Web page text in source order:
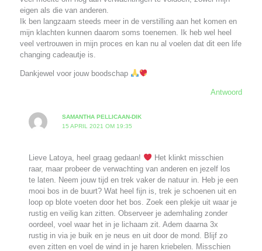
eigen als die van anderen.
Ik ben langzaam steeds meer in de verstilling aan het komen en
mijn klachten kunnen daarom soms toenemen. Ik heb wel heel
veel vertrouwen in mijn proces en kan nu al voelen dat dit een life
changing cadeautje is.
Dankjewel voor jouw boodschap
Antwoord
SAMANTHA PELLICAAN-DIK
15 APRIL 2021 OM 19:35
Lieve Latoya, heel graag gedaan!
Het klinkt misschien
raar, maar probeer de verwachting van anderen en jezelf los
te laten. Neem jouw tijd en trek vaker de natuur in. Heb je een
mooi bos in de buurt? Wat heel fijn is, trek je schoenen uit en
loop op blote voeten door het bos. Zoek een plekje uit waar je
rustig en veilig kan zitten. Observeer je ademhaling zonder
oordeel, voel waar het in je lichaam zit. Adem daarna 3x
rustig in via je buik en je neus en uit door de mond. Blijf zo
even zitten en voel de wind in je haren kriebelen. Misschien